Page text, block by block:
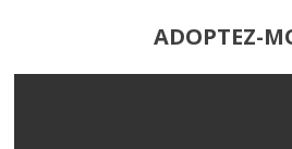
ADOPTEZ-